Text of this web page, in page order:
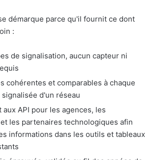
démarque parce qu'il fournit ce dont
:
de signalisation, aucun capteur ni
cohérentes et comparables à chaque
d'un réseau
aux API pour les agences, les
les partenaires technologiques afin
informations dans les outils et tableaux